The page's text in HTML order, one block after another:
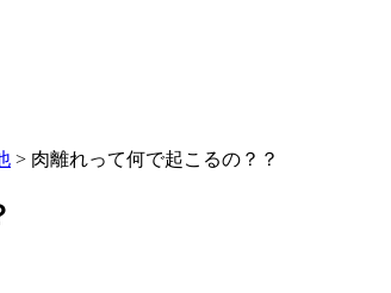
> 肉離れって何で起こるの？？